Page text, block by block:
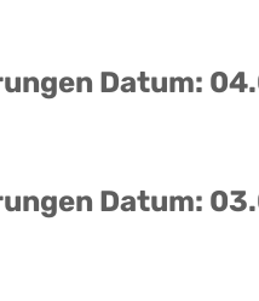
Datum:
Datum: